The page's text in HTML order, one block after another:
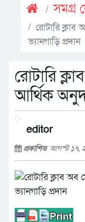
সমগ্র
রোটারি ক্লাব
ভ্যানগাড়ি প্রদান
রোটারি
আর্থিক
editor
প্রকাশিত আগস্ট ১৭,